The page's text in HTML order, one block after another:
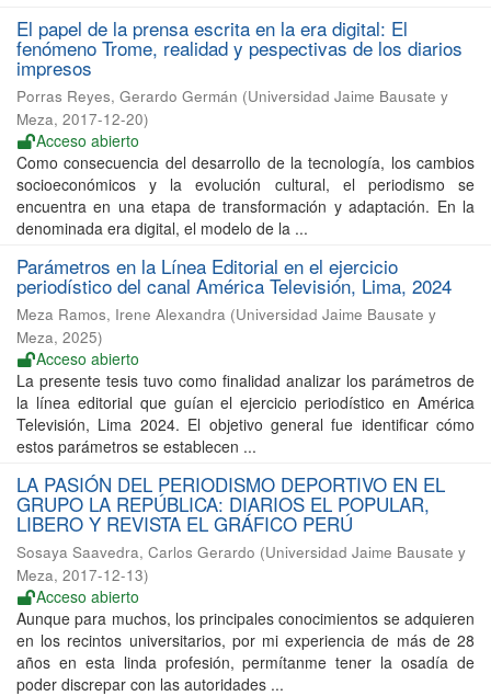
El papel de la prensa escrita en la era digital: El
fenómeno Trome, realidad y pespectivas de los diarios
impresos
Porras Reyes, Gerardo Germán (Universidad Jaime Bausate y
Meza, 2017-12-20)
Acceso abierto
Como consecuencia del desarrollo de la tecnología, los cambios
socioeconómicos y la evolución cultural, el periodismo se
encuentra en una etapa de transformación y adaptación. En la
denominada era digital, el modelo de la ...
Parámetros en la Línea Editorial en el ejercicio
periodístico del canal América Televisión, Lima, 2024
Meza Ramos, Irene Alexandra (Universidad Jaime Bausate y
Meza, 2025)
Acceso abierto
La presente tesis tuvo como finalidad analizar los parámetros de
la línea editorial que guían el ejercicio periodístico en América
Televisión, Lima 2024. El objetivo general fue identificar cómo
estos parámetros se establecen ...
LA PASIÓN DEL PERIODISMO DEPORTIVO EN EL
GRUPO LA REPÚBLICA: DIARIOS EL POPULAR,
LIBERO Y REVISTA EL GRÁFICO PERÚ
Sosaya Saavedra, Carlos Gerardo (Universidad Jaime Bausate y
Meza, 2017-12-13)
Acceso abierto
Aunque para muchos, los principales conocimientos se adquieren
en los recintos universitarios, por mi experiencia de más de 28
años en esta linda profesión, permítanme tener la osadía de
poder discrepar con las autoridades ...